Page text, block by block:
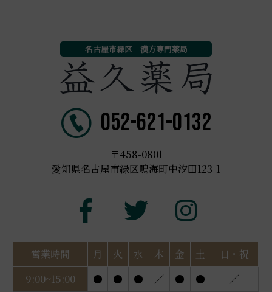
名古屋市緑区 漢方専門薬局
052-621-0132
〒458-0801
愛知県名古屋市緑区鳴海町中汐田123-1
営業時間 月 火 水 木 金 土
日・祝
9:00~15:00
● ● ● ／ ● ● ／